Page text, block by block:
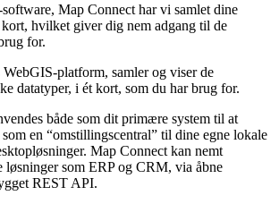
Map Connect har vi samlet dine
kort, hvilket giver dig nem adgang til de
for.
platform, samler og viser de
datatyper, i ét kort, som du har brug for.
både som dit primære system til at
en “omstillingscentral” til dine egne lokale
Map Connect kan nemt
løsninger som ERP og CRM, via åbne
REST API.